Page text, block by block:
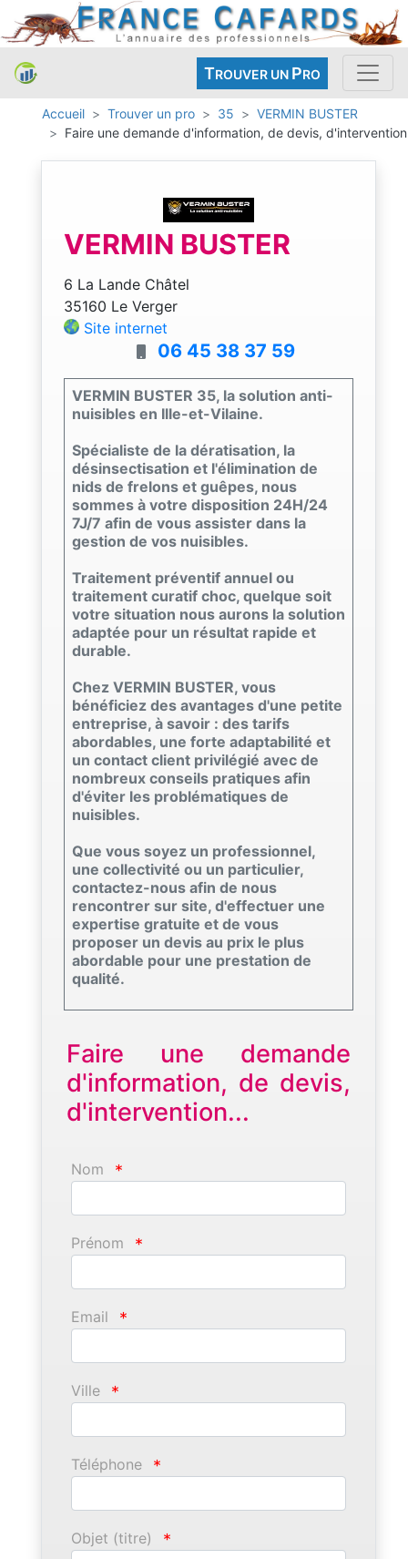
TROUVER UN PRO
Accueil Trouver un pro 35
VERMIN BUSTER
Faire une demande d'information, de devis, d'intervention
VERMIN BUSTER
6 La Lande Châtel
35160 Le Verger
Site internet
06 45 38 37 59
VERMIN BUSTER 35, la solution anti-
nuisibles en Ille-et-Vilaine.
Spécialiste de la dératisation, la
désinsectisation et l'élimination de
nids de frelons et guêpes, nous
sommes à votre disposition 24H/24
7J/7 afin de vous assister dans la
gestion de vos nuisibles.
Traitement préventif annuel ou
traitement curatif choc, quelque soit
votre situation nous aurons la solution
adaptée pour un résultat rapide et
durable.
Chez VERMIN BUSTER, vous
bénéficiez des avantages d'une petite
entreprise, à savoir : des tarifs
abordables, une forte adaptabilité et
un contact client privilégié avec de
nombreux conseils pratiques afin
d'éviter les problématiques de
nuisibles.
Que vous soyez un professionnel,
une collectivité ou un particulier,
contactez-nous afin de nous
rencontrer sur site, d'effectuer une
expertise gratuite et de vous
proposer un devis au prix le plus
abordable pour une prestation de
qualité.
Faire une demande
d'information, de devis,
d'intervention...
Nom *
Prénom *
Email *
Ville *
Téléphone *
Objet (titre) *